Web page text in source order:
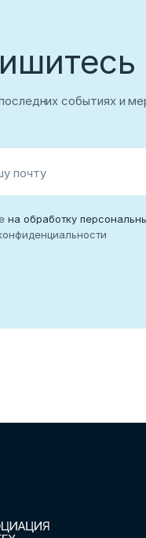
событиях и
почту
на обработку
Войти